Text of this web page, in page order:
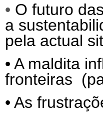
• O futuro
a
pela actual
• A maldita
fronteiras
• As